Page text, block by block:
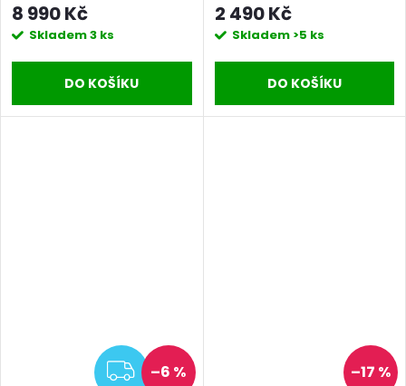
8 990 Kč
Skladem3 ks
DO KOŠÍKU
2 490 Kč
Skladem >5 ks
DO KOŠÍKU
ZDARMA
–6 % –17 %